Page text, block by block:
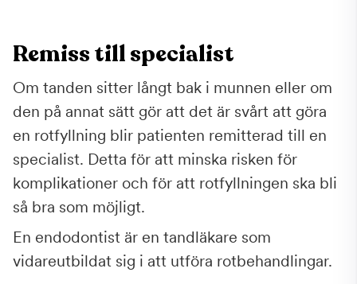
Remiss till specialist
Om tanden sitter långt bak i munnen eller om
den på annat sätt gör att det är svårt att göra
en rotfyllning blir patienten remitterad till en
specialist. Detta för att minska risken för
komplikationer och för att rotfyllningen ska bli
så bra som möjligt.
En endodontist är en tandläkare som
vidareutbildat sig i att utföra rotbehandlingar.